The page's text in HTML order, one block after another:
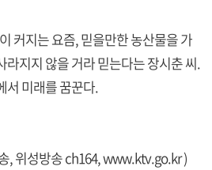
커지는 요즘, 믿을만한 농산물을 가
라지지 않을 거라 믿는다는 장시춘 씨.
서 미래를 꿈꾼다.
, 위성방송 ch164,www.ktv.go.kr)